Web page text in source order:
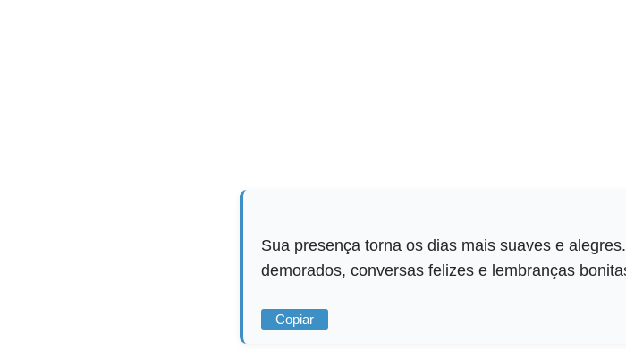
Sua presença torna os dias mais suaves e
demorados, conversas felizes e lembranças
Copiar